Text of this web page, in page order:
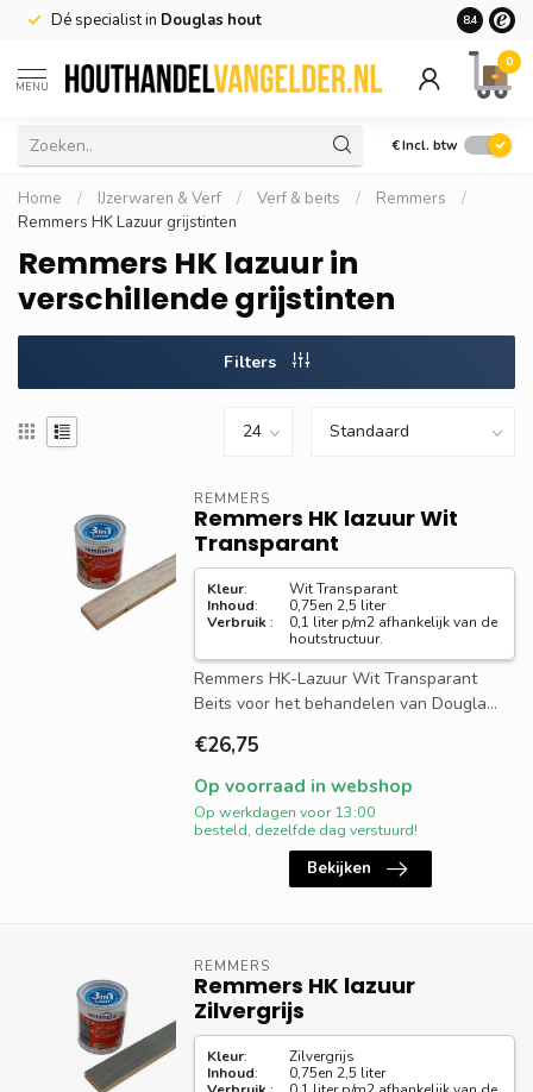
Dé specialist in Douglas hout 8.4
MENU
0
€Incl. btw
Home / IJzerwaren & Verf / Verf & beits / Remmers
/
Remmers HK Lazuur grijstinten
Remmers HK lazuur in
verschillende grijstinten
Filters
REMMERS
Remmers HK lazuur Wit
Transparant
Kleur:
Wit Transparant
Inhoud:
0,75en 2,5 liter
Verbruik:
0,1 liter p/m2 afhankelijk van de
houtstructuur.
Remmers HK-Lazuur Wit Transparant
Beits voor het behandelen van Dougla...
€26,75
Op voorraad in webshop
Op werkdagen voor 13:00
besteld, dezelfde dag verstuurd!
Bekijken
REMMERS
Remmers HK lazuur
Zilvergrijs
Kleur:
Zilvergrijs
Inhoud:
0,75en 2,5 liter